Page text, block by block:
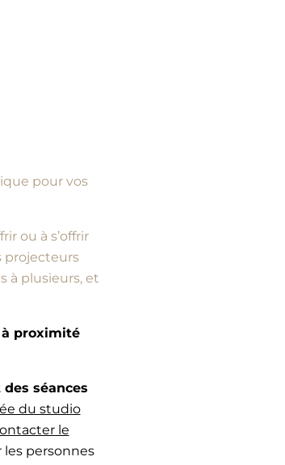
pour vos
ou à s’offrir
projecteurs
à plusieurs, et
proximité
des séances
du studio
le
les personnes